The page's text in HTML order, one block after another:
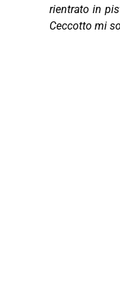
rientrato in
Ceccotto mi